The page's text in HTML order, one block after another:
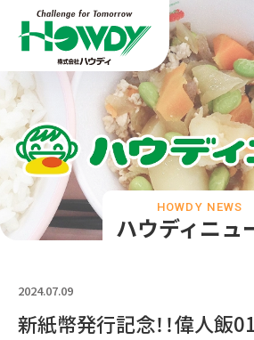
ハウディニュ
HOWDY NEWS
2024.07.09
新紙幣発行記念！！偉人飯01